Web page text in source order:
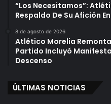
“Los Necesitamos”:
Respaldo De Su Afición
8 de agosto de 2026
Atlético Morelia Remonta
Partido Incluyó
Descenso
ÚLTIMAS NOTICIAS